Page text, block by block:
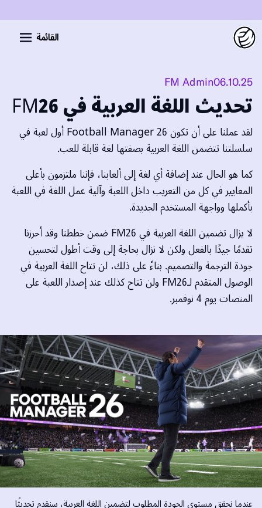
القائمة
06.10.25
FM Admin
تحديث اللغة العربية في FM26
لقد عملنا على أن تكون Football Manager 26 أول لعبة في
سلسلتنا تتضمن اللغة العربية بصفتها لغة قابلة للعب.
كما هو الحال عند إضافة أي لغة إلى ألعابنا، فإننا ملتزمون بأعلى
المعايير في كل من التعريب داخل اللعبة وآلية عمل اللغة في اللعبة
بأكملها وواجهة المستخدم الجديدة.
لا يزال تضمين اللغة العربية في FM26 ضمن خططنا وقد أحرزنا
تقدمًا جيدًا بالفعل ولكن لا نزال بحاجة إلى وقت أطول لتحسين
جودة الترجمة والتصميم. بناءً على ذلك، لن تتاح اللغة العربية في
الوصول المتقدم لـFM26 ولن تتاح كذلك عند إصدار اللعبة على
المنصات يوم 4 نوفمبر.
عندما نحقق مستوى الجودة المطلوب لتضمين اللغة العربية، سنقدم تحديثًا